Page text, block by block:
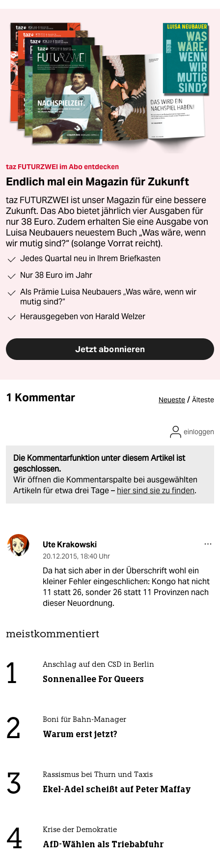
taz FUTURZWEI im Abo entdecken
Endlich mal ein Magazin für Zukunft
taz FUTURZWEI ist unser Magazin für eine bessere
Zukunft. Das Abo bietet jährlich vier Ausgaben für
nur 38 Euro. Zudem erhalten Sie eine Ausgabe von
Luisa Neubauers neuestem Buch „Was wäre, wenn
wir mutig sind?“ (solange Vorrat reicht).
Jedes Quartal neu in Ihrem Briefkasten
Nur 38 Euro im Jahr
Als Prämie Luisa Neubauers „Was wäre, wenn wir
mutig sind?“
Herausgegeben von Harald Welzer
Jetzt abonnieren
1 Kommentar Neueste / Älteste
Die Kommentarfunktion unter diesem Artikel ist
geschlossen.
Wir öffnen die Kommentarspalte bei ausgewählten
Artikeln für etwa drei Tage – hier sind sie zu finden.
einloggen
Ute Krakowski
20.12.2015, 18:40 Uhr
Da hat sich aber in der Überschrift wohl ein
kleiner Fehler eingeschlichen: Kongo hat nicht
11 statt 26, sonder 26 statt 11 Provinzen nach
dieser Neuordnung.
meistkommentiert
1 Anschlag auf den CSD in Berlin
Sonnenallee For Queers
2 Boni für Bahn-Manager
Warum erst jetzt?
3 Rassismus bei Thurn und Taxis
Ekel-Adel scheißt auf Peter Maffay
4 Krise der Demokratie
AfD-Wählen als Triebabfuhr